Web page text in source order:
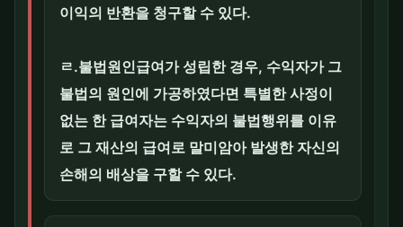
이익의 반환을 청구할 수 있다.
ㄹ.불법원인급여가 성립한 경우, 수익자가 그
불법의 원인에 가공하였다면 특별한 사정이
없는 한 급여자는 수익자의 불법행위를 이유
로 그 재산의 급여로 말미암아 발생한 자신의
손해의 배상을 구할 수 있다.